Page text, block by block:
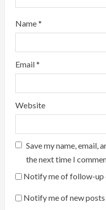
Name*
Email*
Website
Save my name, email,
the next time I
Notify me of follow-up
Notify me of new